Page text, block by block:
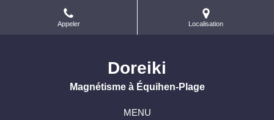
Appeler Localisation
Doreiki
Magnétisme à Équihen-Plage
MENU